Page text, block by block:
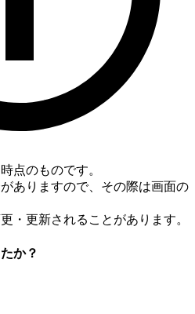
点のものです。
ありますので、その際は画面の
・更新されることがあります。
か？